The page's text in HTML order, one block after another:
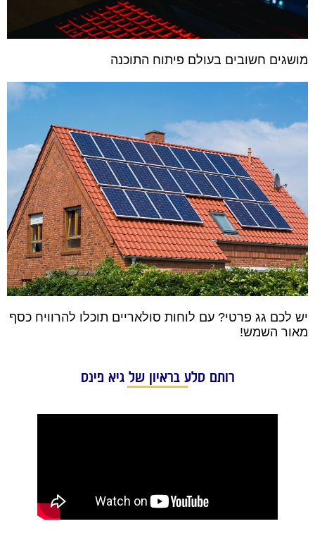
מושגים חשובים בעולם פיתוח התוכנה
יש לכם גג פרטי? עם לוחות סולאריים תוכלו להרוויח כסף
מאור השמש!
רותם סלע בראיון של גיא פינס